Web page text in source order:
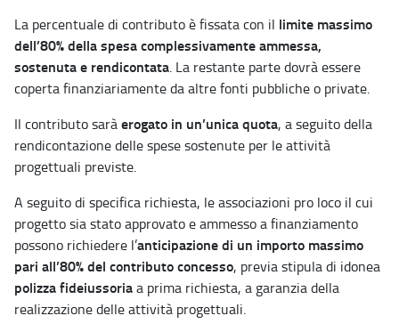
La percentuale di contributo è fissata con il limite massimo
dell’80% della spesa complessivamente ammessa,
sostenuta e rendicontata. La restante parte dovrà essere
coperta finanziariamente da altre fonti pubbliche o private.
Il contributo saràerogato in un’unica quota, a seguito della
rendicontazione delle spese sostenute per le attività
progettuali previste.
A seguito di specifica richiesta, le associazioni pro loco il cui
progetto sia stato approvato e ammesso a finanziamento
possono richiedere l’anticipazione di un importo massimo
pari all’80% del contributo concesso, previa stipula di idonea
polizza fideiussoriaa prima richiesta, a garanzia della
realizzazione delle attività progettuali.